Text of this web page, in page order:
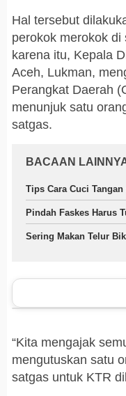
Hal tersebut
perokok merokok
karena itu, Kepala
Aceh, Lukman,
Perangkat Daerah
menunjuk satu
satgas.
BACAAN
Tips Cara Cuci
Pindah Faskes Harus
Sering Makan Telur
“Kita mengajak
mengutuskan satu
satgas untuk KTR